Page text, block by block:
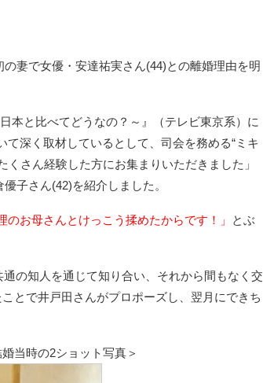
妻で女優・安達祐実さん(44)との離婚理由を明
本と比べてどうなの？～』（テレビ東京系）に
深く取材しているとして、司会を務める“ミキ
さん経験した方にお集まりいただきました」
子さん(42)を紹介しました。
のお母さんとけっこう揉めたからです！」
とぶ
の知人を通じて知り合い、それから間もなく交
とで井戸田さんがプロポーズし、翌月にできち
当時の2ショット写真＞